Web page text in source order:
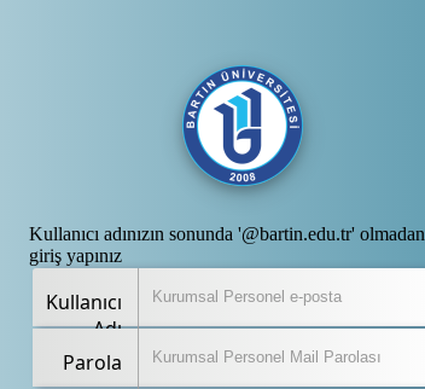
Kullanıcı adınızın sonunda '@bartin.edu.tr' olmadan
giriş yapınız
Kullanıcı
Adı
Parola